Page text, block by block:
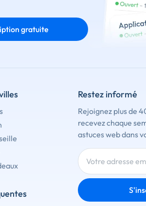
gratuite
Restez informé
Rejoignez plus de
recevez chaque
astuces web dans